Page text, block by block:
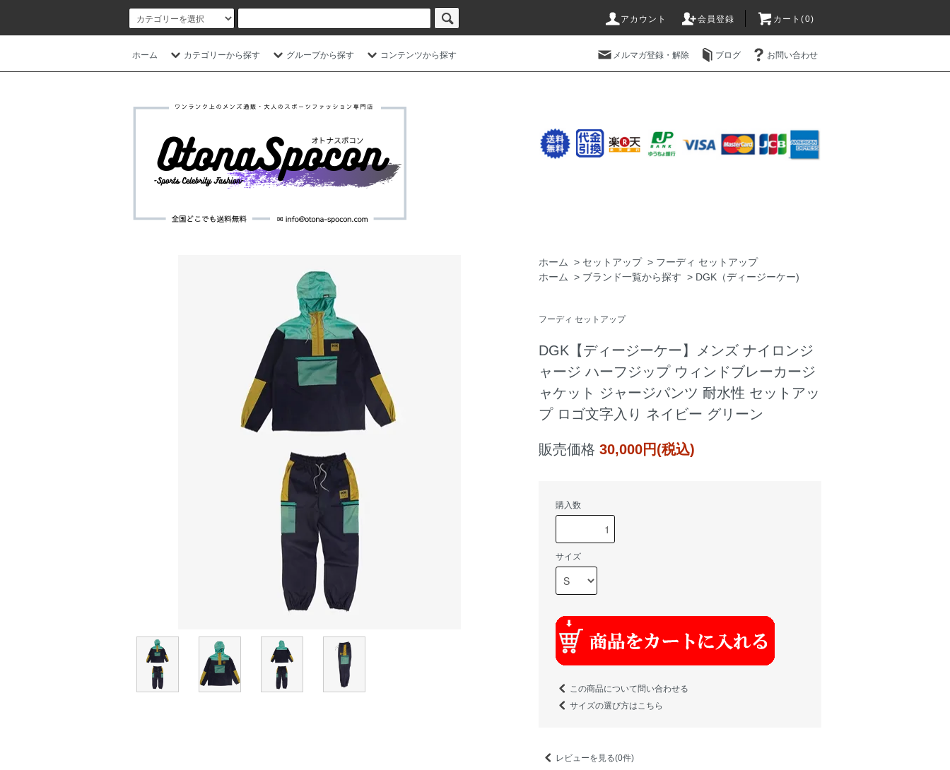
アカウント 会員登録 カート(0)
ホーム カテゴリーから探す グループから探す コンテンツから探す メルマガ登録・解除 ブログ お問い合わせ
ホーム > セットアップ > フーディ セットアップ
ホーム
> ブランド一覧から探す > DGK（ディージーケー)
フーディ セットアップ
DGK【ディージーケー】メンズ ナイロンジ
ャージ ハーフジップ ウィンドブレーカージ
ャケット ジャージパンツ 耐水性 セットアッ
プ ロゴ文字入り ネイビー グリーン
販売価格 30,000円(税込)
購入数
サイズ
この商品について問い合わせる
サイズの選び方はこちら
レビューを見る(0件)